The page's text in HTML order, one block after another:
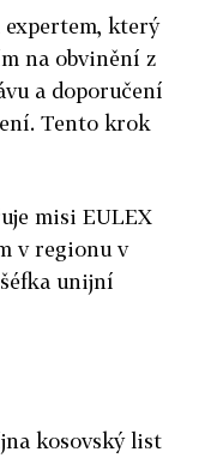
expertem, který
na obvinění z
a doporučení
Tento krok
misi EULEX
v regionu v
unijní
kosovský list